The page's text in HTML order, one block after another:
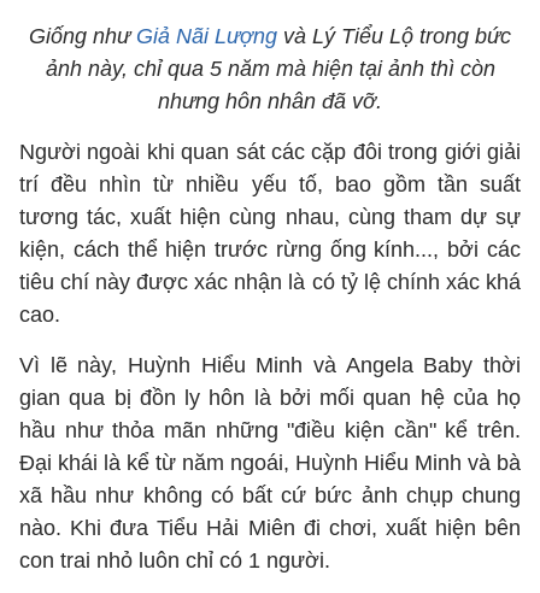
Giống như Giả Nãi Lượng và Lý Tiểu Lộ trong bức
ảnh này, chỉ qua 5 năm mà hiện tại ảnh thì còn
nhưng hôn nhân đã vỡ.
Người ngoài khi quan sát các cặp đôi trong giới giải
trí đều nhìn từ nhiều yếu tố, bao gồm tần suất
tương tác, xuất hiện cùng nhau, cùng tham dự sự
kiện, cách thể hiện trước rừng ống kính..., bởi các
tiêu chí này được xác nhận là có tỷ lệ chính xác khá
cao.
Vì lẽ này, Huỳnh Hiểu Minh và Angela Baby thời
gian qua bị đồn ly hôn là bởi mối quan hệ của họ
hầu như thỏa mãn những "điều kiện cần" kể trên.
Đại khái là kể từ năm ngoái, Huỳnh Hiểu Minh và bà
xã hầu như không có bất cứ bức ảnh chụp chung
nào. Khi đưa Tiểu Hải Miên đi chơi, xuất hiện bên
con trai nhỏ luôn chỉ có 1 người.